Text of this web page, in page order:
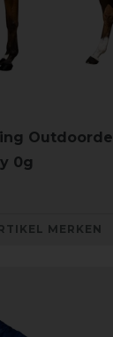
0g
MERKEN